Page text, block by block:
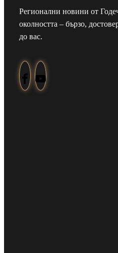
Регионални новини от
околността – бързо,
до вас.
от Смолча,